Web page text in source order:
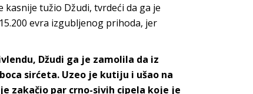
tužio Džudi, tvrdeći da ga je
evra izgubljenog prihoda, jer
Džudi ga je zamolila da iz
sirćeta. Uzeo je kutiju i ušao na
zakačio par crno-sivih cipela koje je